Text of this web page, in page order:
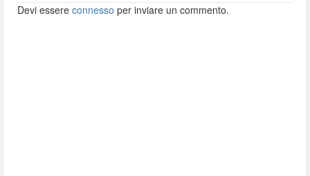
Devi essereconnesso per inviare un commento.